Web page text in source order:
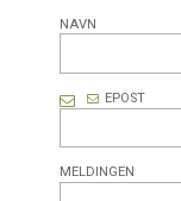
NAVN
EPOST
MELDINGEN